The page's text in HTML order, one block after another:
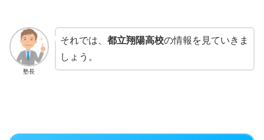
塾長
それでは、 都立翔陽高校の情報を見ていきま
しょう。